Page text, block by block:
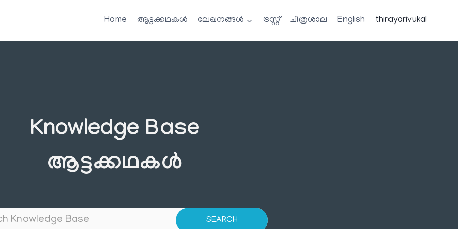
Home ആട്ടക്കഥകൾ ലേഖനങ്ങൾ ട്രസ്റ്റ് ചിത്രശാല English thirayarivukal
Knowledge Base
ആട്ടക്കഥകൾ